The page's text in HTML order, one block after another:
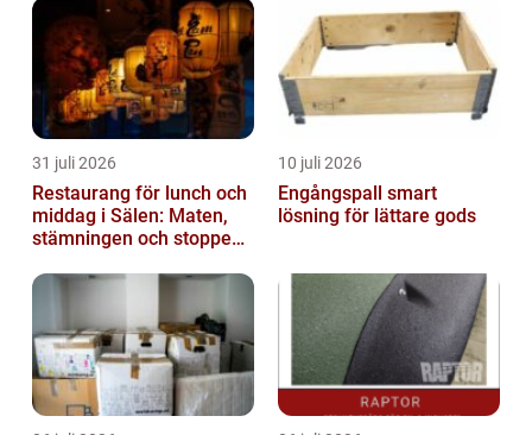
31 juli 2026
Restaurang för lunch och
middag i Sälen: Maten,
stämningen och stoppen
10 juli 2026
Engångspall smart
lösning för lättare gods